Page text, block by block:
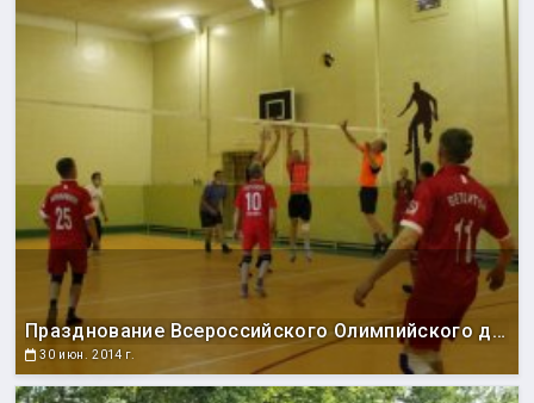
Празднование Всероссийского Олимпийского дня
30 июн. 2014 г.